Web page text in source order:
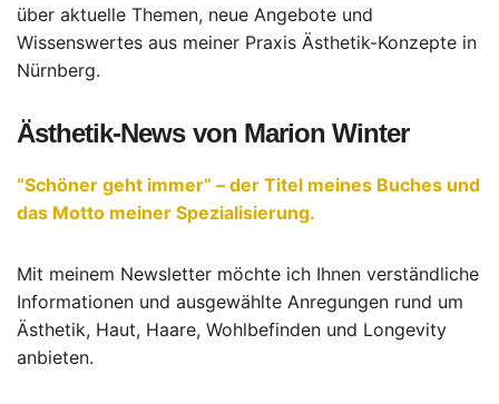
über aktuelle Themen, neue Angebote und
Wissenswertes aus meiner Praxis Ästhetik-Konzepte in
Nürnberg.
Ästhetik-News von Marion Winter
“Schöner geht immer” – der Titel meines Buches und
das Motto meiner Spezialisierung.
Mit meinem Newsletter möchte ich Ihnen verständliche
Informationen und ausgewählte Anregungen rund um
Ästhetik, Haut, Haare, Wohlbefinden und Longevity
anbieten.